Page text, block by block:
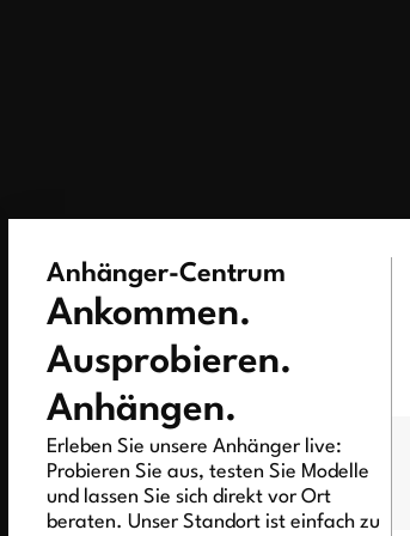
Anhänger-Centrum
Ankommen.
Ausprobieren.
Anhängen.
Erleben Sie unsere Anhänger live:
Probieren Sie aus, testen Sie Modelle
und lassen Sie sich direkt vor Ort
beraten. Unser Standort ist einfach zu